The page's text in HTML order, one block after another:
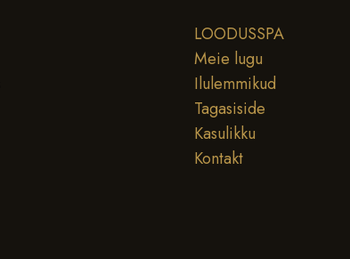
LOODUSSPA
Meie lugu
Ilulemmikud
Tagasiside
Kasulikku
Kontakt